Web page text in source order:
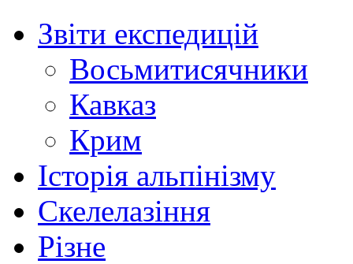
Звіти експедицій
Восьмитисячники
Кавказ
Крим
Історія альпінізму
Скелелазіння
Різне